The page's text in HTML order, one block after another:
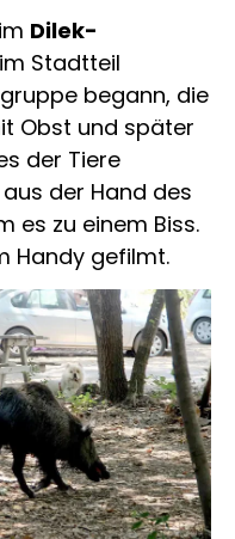
Dilek-
im Stadtteil
begann, die
Obst und später
der Tiere
der Hand des
es zu einem Biss.
Handy gefilmt.